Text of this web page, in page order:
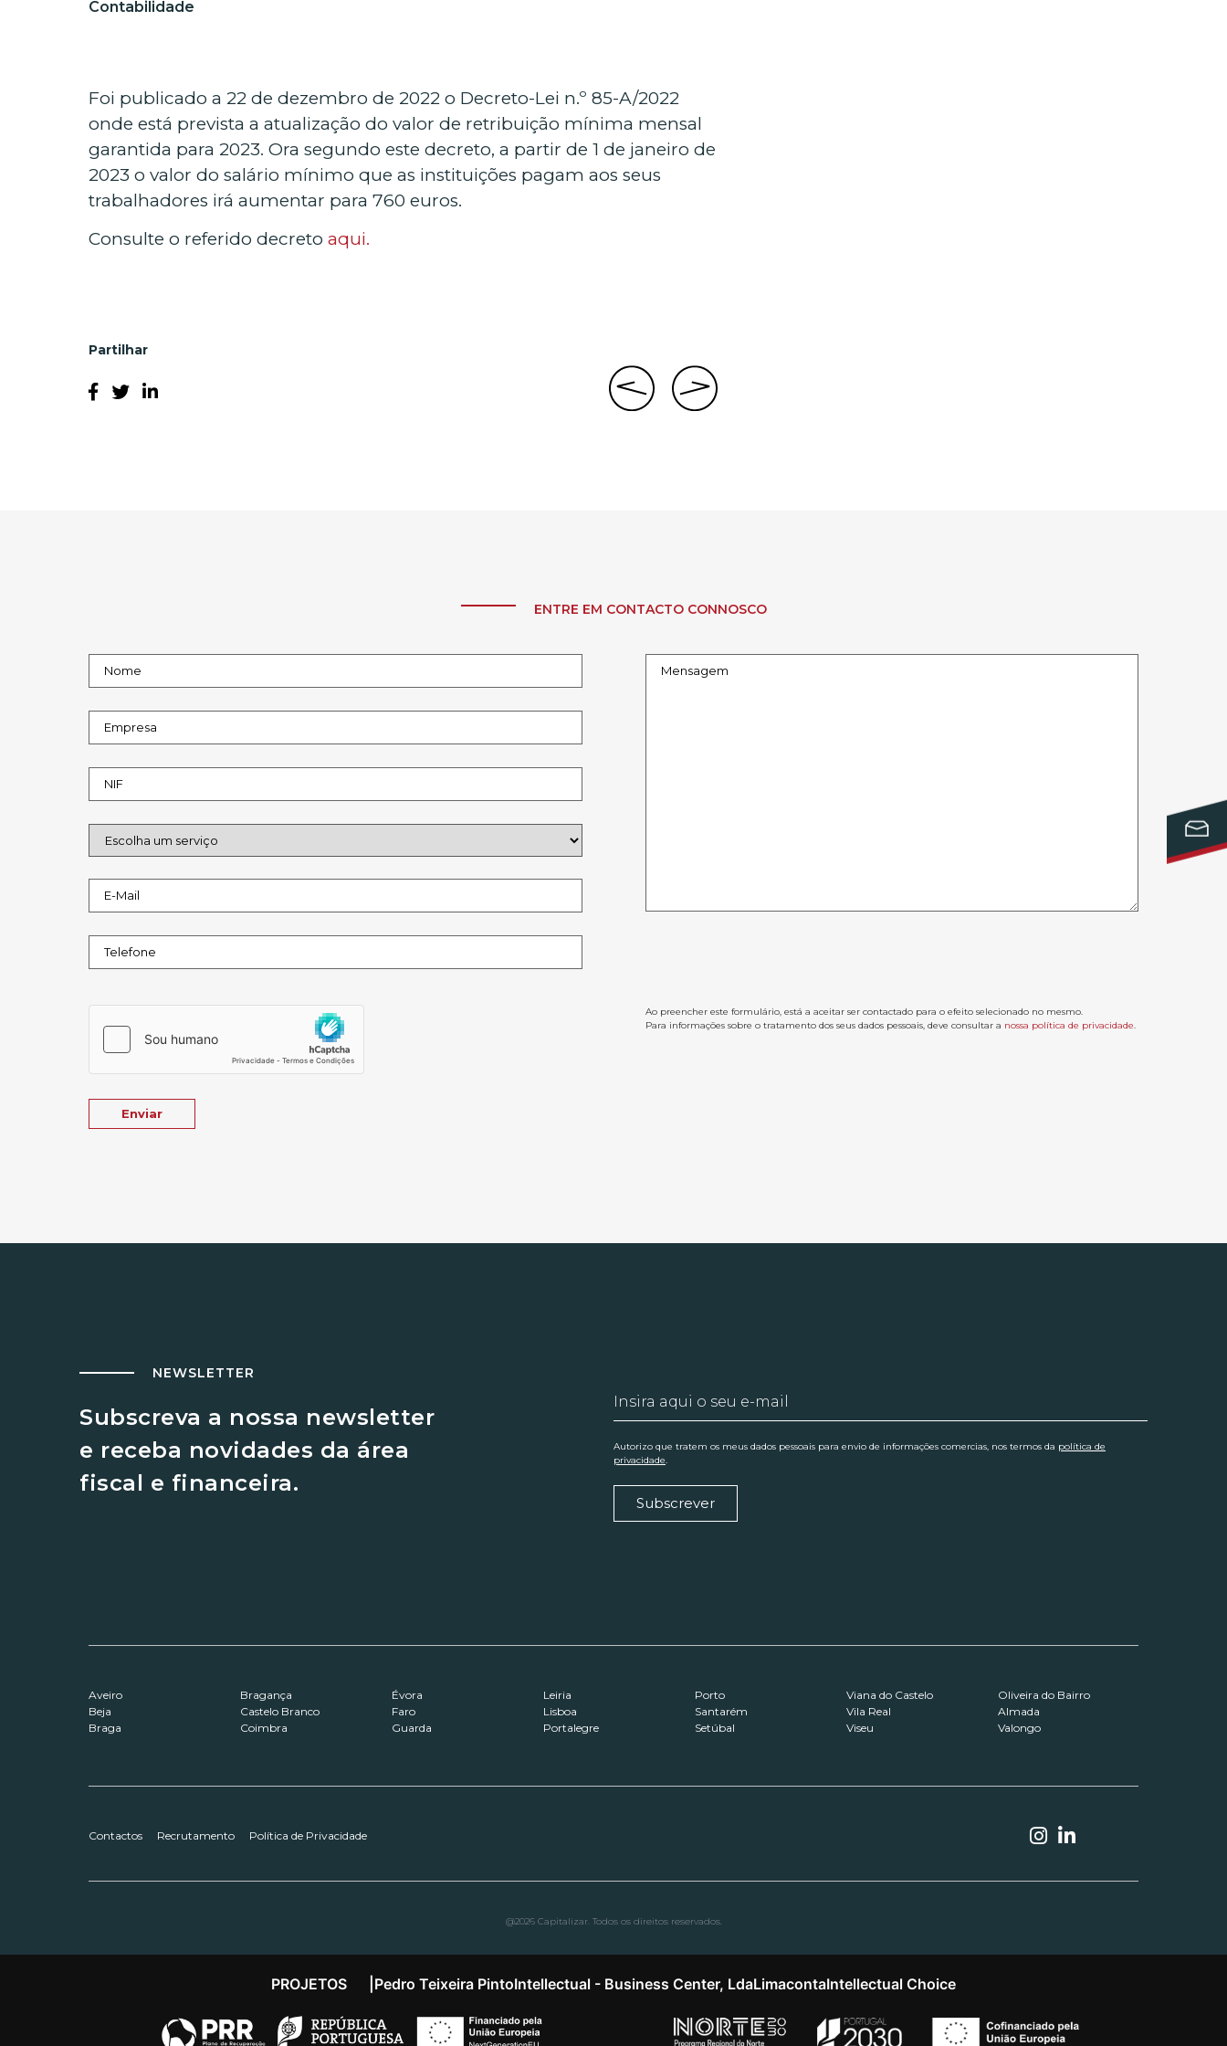
Contabilidade
Foi publicado a 22 de dezembro de 2022 o Decreto-Lei n.º 85-A/2022
onde está prevista a atualização do valor de retribuição mínima mensal
garantida para 2023. Ora segundo este decreto, a partir de 1 de janeiro de
2023 o valor do salário mínimo que as instituições pagam aos seus
trabalhadores irá aumentar para 760 euros.
Consulte o referido decreto aqui.
Partilhar
ENTRE EM CONTACTO CONNOSCO
Ao preencher este formulário, está a aceitar ser contactado para o efeito selecionado no mesmo.
Para informações sobre o tratamento dos seus dados pessoais, deve consultar a nossa política de privacidade.
NEWSLETTER
Subscreva a nossa newsletter
e receba novidades da área
fiscal e financeira.
Autorizo que tratem os meus dados pessoais para envio de informações comercias, nos termos da política de
privacidade
Subscrever
Aveiro
Beja
Braga
Bragança
Castelo Branco
Coimbra
Évora
Faro
Guarda
Leiria
Lisboa
Portalegre
Porto
Santarém
Setúbal
Viana do Castelo
Vila Real
Viseu
Oliveira do Bairro
Almada
Valongo
Contactos Recrutamento Política de Privacidade
@2026 Capitalizar. Todos os direitos reservados.
PROJETOS Pedro Teixeira PintoIntellectual - Business Center, LdaLimacontaIntellectual Choice